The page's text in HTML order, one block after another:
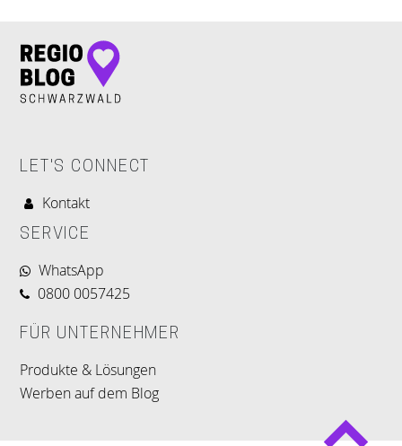
LET'S CONNECT
Kontakt
SERVICE
WhatsApp
0800 0057425
FÜR UNTERNEHMER
Produkte & Lösungen
Werben auf dem Blog